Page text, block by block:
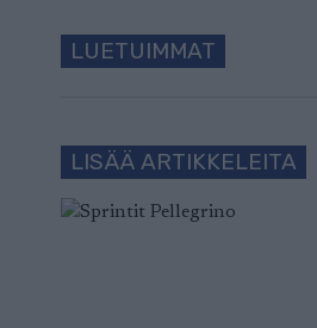
LUETUIMMAT
LISÄÄ ARTIKKELEITA